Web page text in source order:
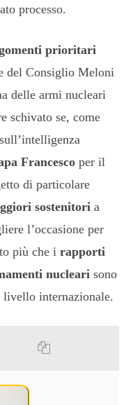
processo.
prioritari
del Consiglio Meloni
delle armi nucleari
schivato se, come
Francesco per il
di particolare
sostenitori a
l’occasione per
più che i rapporti
nucleari sono
livello internazionale.